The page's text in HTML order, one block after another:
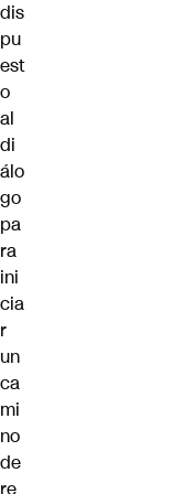
dis
pu
est
o
al
di
álo
go
pa
ra
ini
cia
r
un
ca
mi
no
de
re